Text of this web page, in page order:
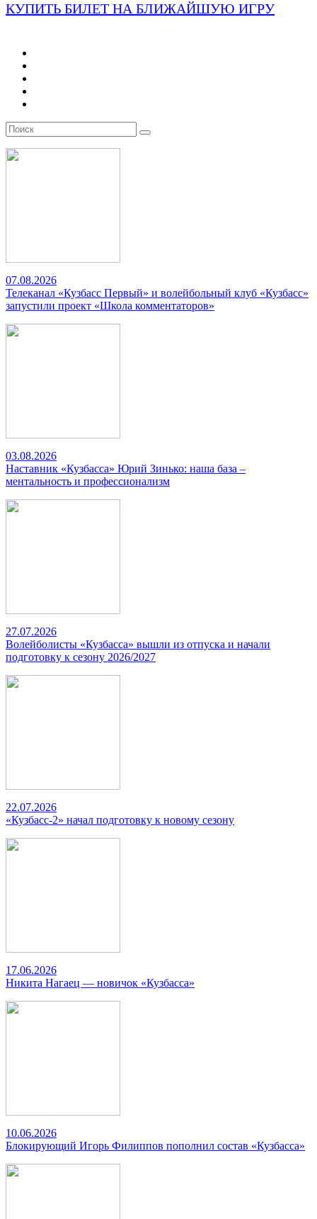
КУПИТЬ БИЛЕТ НА БЛИЖАЙШУЮ ИГРУ
07.08.2026
Телеканал «Кузбасс Первый» и волейбольный клуб «Кузбасс»
запустили проект «Школа комментаторов»
03.08.2026
Наставник «Кузбасса» Юрий Зинько: наша база –
ментальность и профессионализм
27.07.2026
Волейболисты «Кузбасса» вышли из отпуска и начали
подготовку к сезону 2026/2027
22.07.2026
«Кузбасс-2» начал подготовку к новому сезону
17.06.2026
Никита Нагаец — новичок «Кузбасса»
10.06.2026
Блокирующий Игорь Филиппов пополнил состав «Кузбасса»